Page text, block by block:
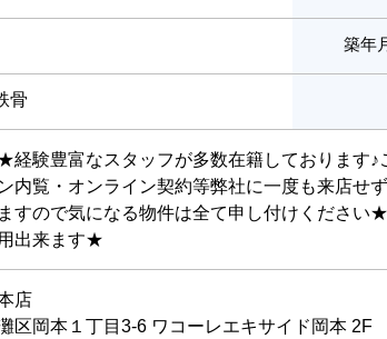
築年
骨
験豊富なスタッフが多数在籍しております♪
内覧・オンライン契約等弊社に一度も来店せ
すので気になる物件は全て申し付けくださ
出来ます★
店
区岡本１丁目3-6 ワコーレエキサイド岡本 2F